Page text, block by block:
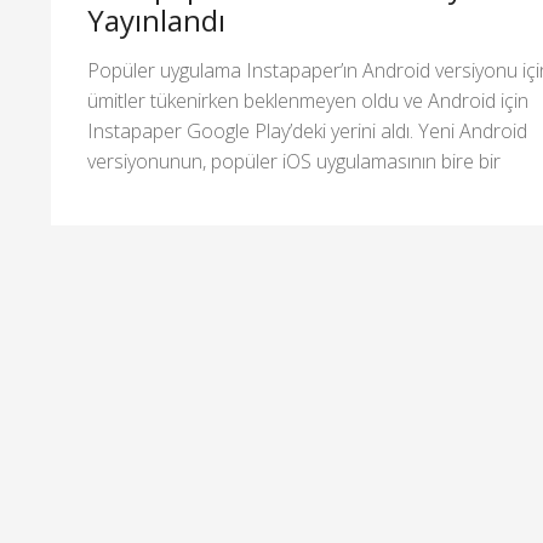
Yayınlandı
Popüler uygulama Instapaper’ın Android versiyonu
ümitler tükenirken beklenmeyen oldu ve Android için
Instapaper Google Play’deki yerini aldı. Yeni Android
versiyonunun, popüler iOS uygulamasının bire bir